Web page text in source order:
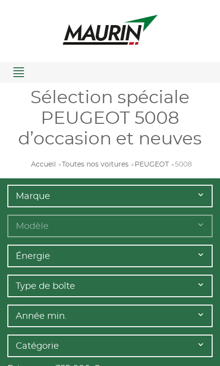
Menu
Sélection spéciale
PEUGEOT 5008
d’occasion et neuves
Accueil Toutes nos voitures PEUGEOT 5008
Marque
Modèle
Énergie
Type de boîte
Année min.
Catégorie